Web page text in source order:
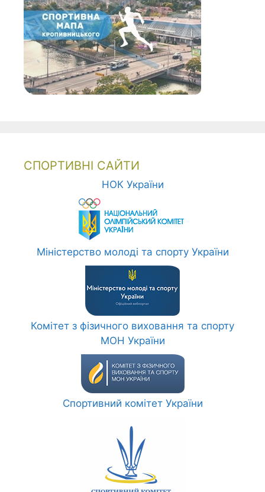
СПОРТИВНІ САЙТИ
НОК України
Міністерство молоді та спорту України
Комітет з фізичного виховання та спорту
МОН України
Спортивний комітет України